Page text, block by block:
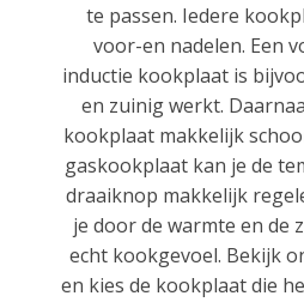
te passen. Iedere
voor-en nadelen. Een
inductie kookplaat is
en zuinig werkt.
kookplaat makkelijk
gaskookplaat kan je de
draaiknop makkelijk
je door de warmte en de
echt kookgevoel. Bekijk
en kies de kookplaat die